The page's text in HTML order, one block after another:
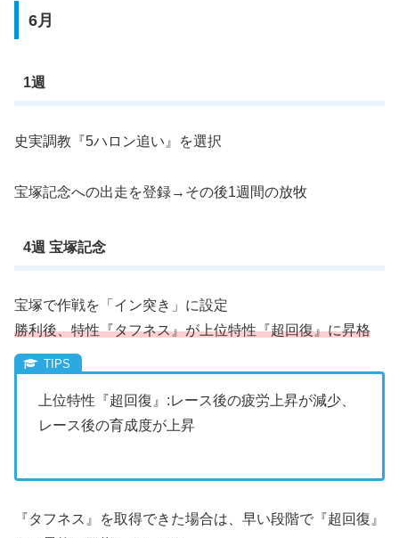
6月
1週
史実調教『5ハロン追い』を選択
宝塚記念への出走を登録→その後1週間の放牧
4週 宝塚記念
宝塚で作戦を「イン突き」に設定
勝利後、特性『タフネス』が上位特性『超回復』に昇格
上位特性『超回復』:レース後の疲労上昇が減少、
レース後の育成度が上昇
『タフネス』を取得できた場合は、早い段階で『超回復』